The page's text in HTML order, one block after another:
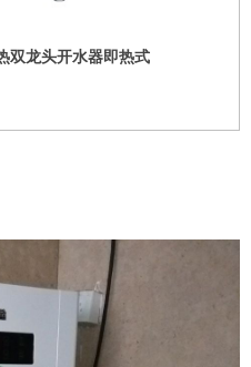
双龙头开水器即热式